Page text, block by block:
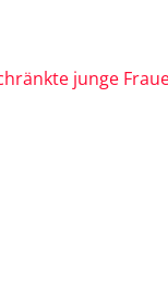
junge